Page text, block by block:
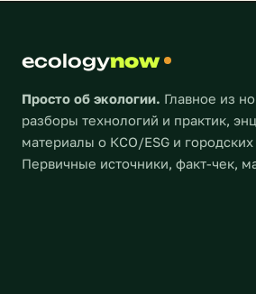
работающих на основе […]
ecologynow
Просто об экологии. Главное из
разборы технологий и практик,
материалы о КСО/ESG и
Первичные источники, факт-чек,